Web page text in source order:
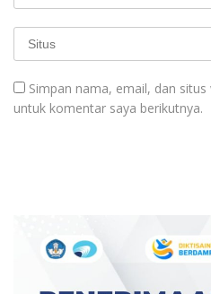
Simpan nama, email, dan
untuk komentar saya berikutnya.